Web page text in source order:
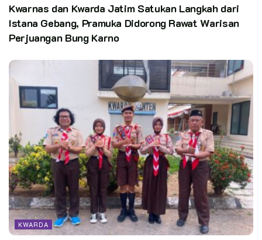
Kwarnas dan Kwarda Jatim Satukan Langkah dari
Istana Gebang, Pramuka Didorong Rawat Warisan
Perjuangan Bung Karno
KWARDA